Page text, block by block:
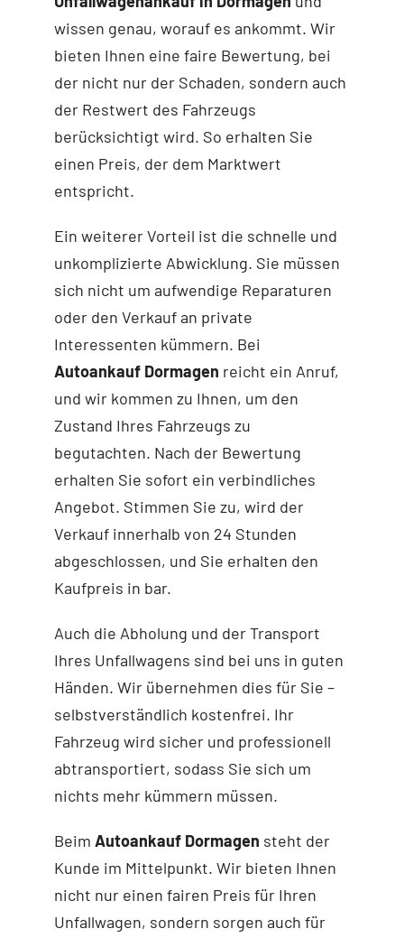
wissen genau, worauf es ankommt. Wir
bieten Ihnen eine faire Bewertung, bei
der nicht nur der Schaden, sondern auch
der Restwert des Fahrzeugs
berücksichtigt wird. So erhalten Sie
einen Preis, der dem Marktwert
entspricht.
Ein weiterer Vorteil ist die schnelle und
unkomplizierte Abwicklung. Sie müssen
sich nicht um aufwendige Reparaturen
oder den Verkauf an private
Interessenten kümmern. Bei
Autoankauf Dormagen reicht ein Anruf,
und wir kommen zu Ihnen, um den
Zustand Ihres Fahrzeugs zu
begutachten. Nach der Bewertung
erhalten Sie sofort ein verbindliches
Angebot. Stimmen Sie zu, wird der
Verkauf innerhalb von 24 Stunden
abgeschlossen, und Sie erhalten den
Kaufpreis in bar.
Auch die Abholung und der Transport
Ihres Unfallwagens sind bei uns in guten
Händen. Wir übernehmen dies für Sie –
selbstverständlich kostenfrei. Ihr
Fahrzeug wird sicher und professionell
abtransportiert, sodass Sie sich um
nichts mehr kümmern müssen.
Beim Autoankauf Dormagen steht der
Kunde im Mittelpunkt. Wir bieten Ihnen
nicht nur einen fairen Preis für Ihren
Unfallwagen, sondern sorgen auch für